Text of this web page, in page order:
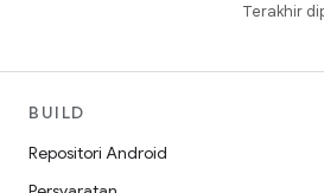
Terakhir
BUILD
Repositori Android